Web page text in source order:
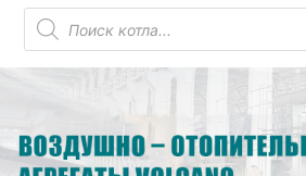
Поиск
товаров